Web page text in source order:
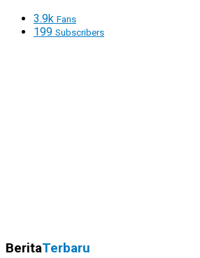
3.9k Fans
199 Subscribers
BeritaTerbaru